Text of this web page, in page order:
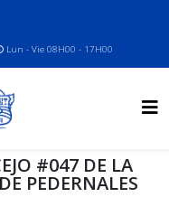
Lun - Vie 08H00 - 17H00
#047 DE LA
PEDERNALES